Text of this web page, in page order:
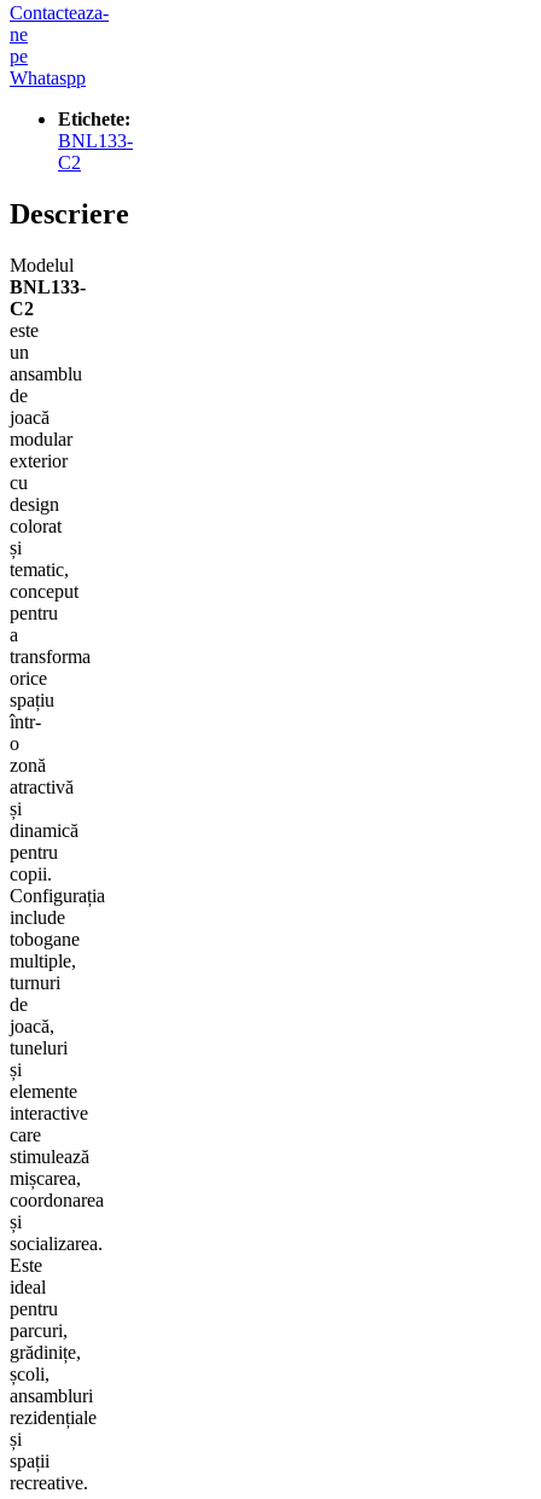
Contacteaza-
ne
pe
Whataspp
Etichete:
BNL133-
C2
Descriere
Modelul
BNL133-
C2
este
un
ansamblu
de
joacă
modular
exterior
cu
design
colorat
și
tematic,
conceput
pentru
a
transforma
orice
spațiu
într-
o
zonă
atractivă
și
dinamică
pentru
copii.
Configurația
include
tobogane
multiple,
turnuri
de
joacă,
tuneluri
și
elemente
interactive
care
stimulează
mișcarea,
coordonarea
și
socializarea.
Este
ideal
pentru
parcuri,
grădinițe,
școli,
ansambluri
rezidențiale
și
spații
recreative.